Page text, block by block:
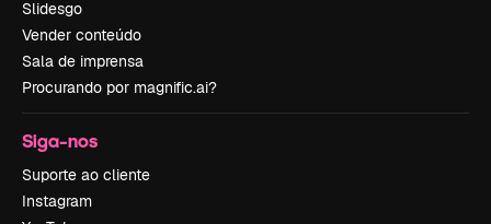
Slidesgo
Vender conteúdo
Sala de imprensa
Procurando por magnific.ai?
Siga-nos
Suporte ao cliente
Instagram